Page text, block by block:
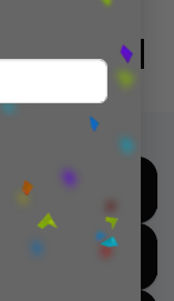
ΣΤΟ ΚΑΛΆΘΙ